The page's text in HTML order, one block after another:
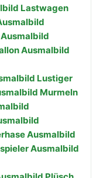
Lastwagen
Lustiger
Murmeln